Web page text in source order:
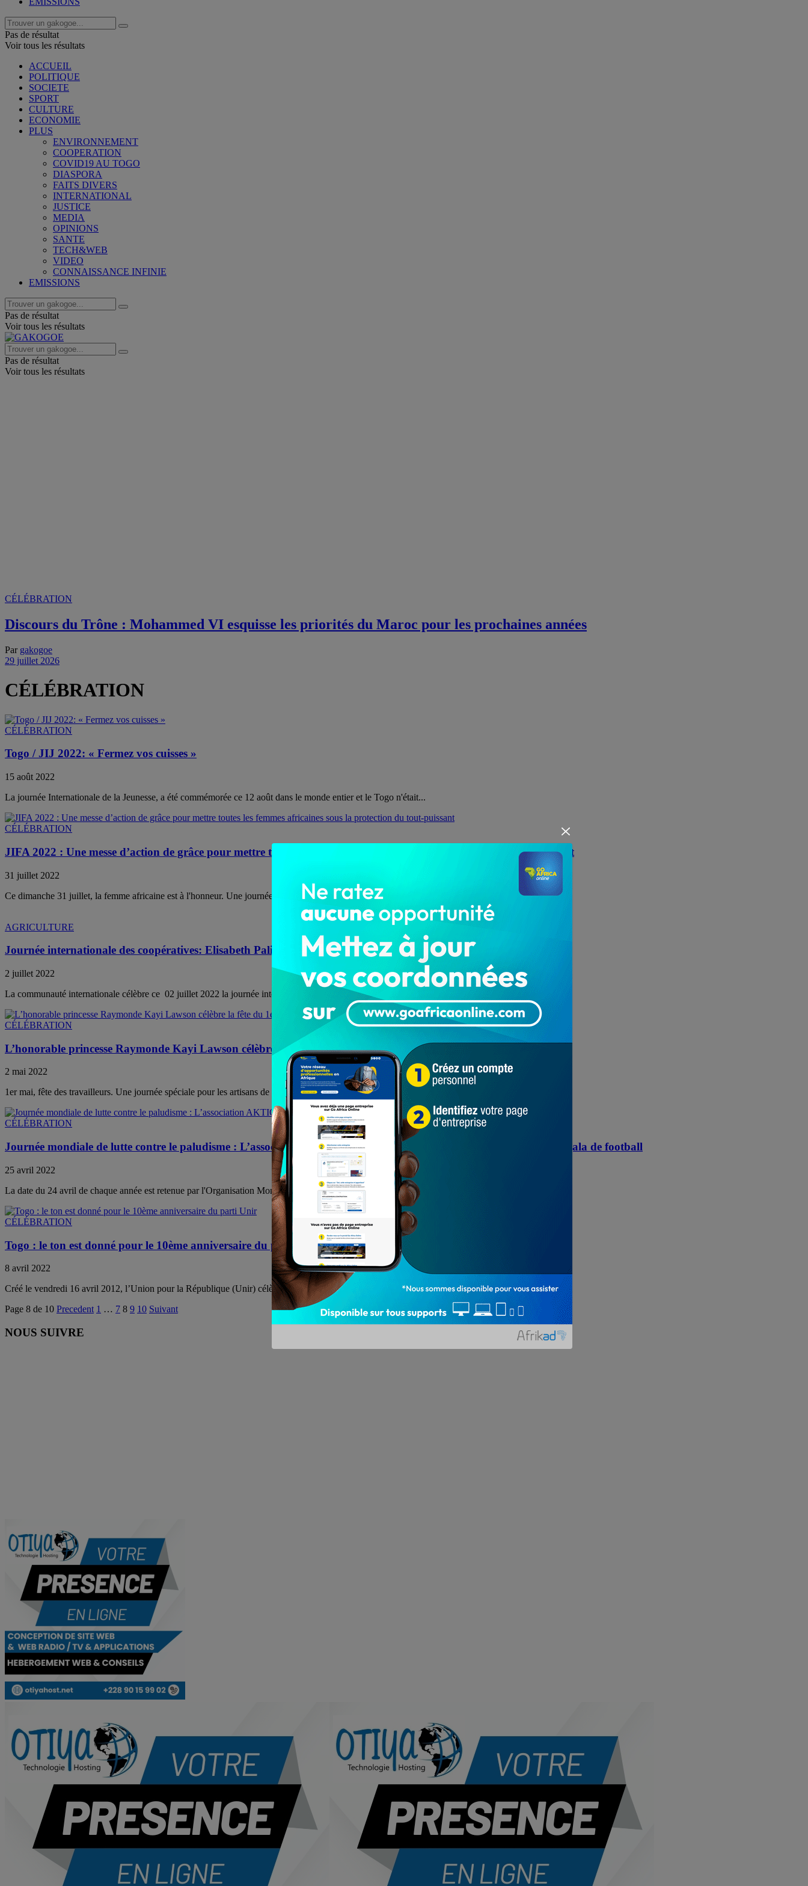
Pas de résultat
Voir tous les résultats
ACCUEIL
POLITIQUE
SOCIETE
SPORT
CULTURE
ECONOMIE
PLUS
ENVIRONNEMENT
COOPERATION
COVID19 AU TOGO
DIASPORA
FAITS DIVERS
INTERNATIONAL
JUSTICE
MEDIA
OPINIONS
SANTE
TECH&WEB
VIDEO
CONNAISSANCE INFINIE
EMISSIONS
Pas de résultat
Voir tous les résultats
Pas de résultat
Voir tous les résultats
CÉLÉBRATION
Discours du Trône : Mohammed VI esquisse les priorités du Maroc pour les prochaines années
Par gakogoe
29 juillet 2026
CÉLÉBRATION
CÉLÉBRATION
Togo / JIJ 2022: « Fermez vos cuisses »
15 août 2022
La journée Internationale de la Jeunesse, a été commémorée ce 12 août dans le monde entier et le Togo n'était...
CÉLÉBRATION
JIFA 2022 : Une messe d’action de grâce pour mettre toutes les femmes africaines sous la protection du tout-puissant
31 juillet 2022
Ce dimanche 31 juillet, la femme africaine est à l'honneur. Une journée spéciale lui est dédiée depuis 1974 pour faire...
AGRICULTURE
Journée internationale des coopératives: Elisabeth Pali-Tchalla réaffirme l’engagement de la FIKATO
2 juillet 2022
La communauté internationale célèbre ce 02 juillet 2022 la journée internationale des coopératives. La célébration de cette 100ème journée est...
CÉLÉBRATION
L’honorable princesse Raymonde Kayi Lawson célèbre la fête du 1er mai dans sa ville natale à Aného
2 mai 2022
1er mai, fête des travailleurs. Une journée spéciale pour les artisans de la préfecture des Lacs qui ont reçu la...
CÉLÉBRATION
Journée mondiale de lutte contre le paludisme : L’association AKTION VERTE-Togo marque l’événement par un gala de football
25 avril 2022
La date du 24 avril de chaque année est retenue par l'Organisation Mondiale de la Santé (OMS) comme journée mondiale...
CÉLÉBRATION
Togo : le ton est donné pour le 10ème anniversaire du parti Unir
8 avril 2022
Créé le vendredi 16 avril 2012, l’Union pour la République (Unir) célèbre ses 10 ans cette année. A l'occasion de...
Page 8 de 10 Precedent 1 … 7 8 9 10 Suivant
NOUS SUIVRE